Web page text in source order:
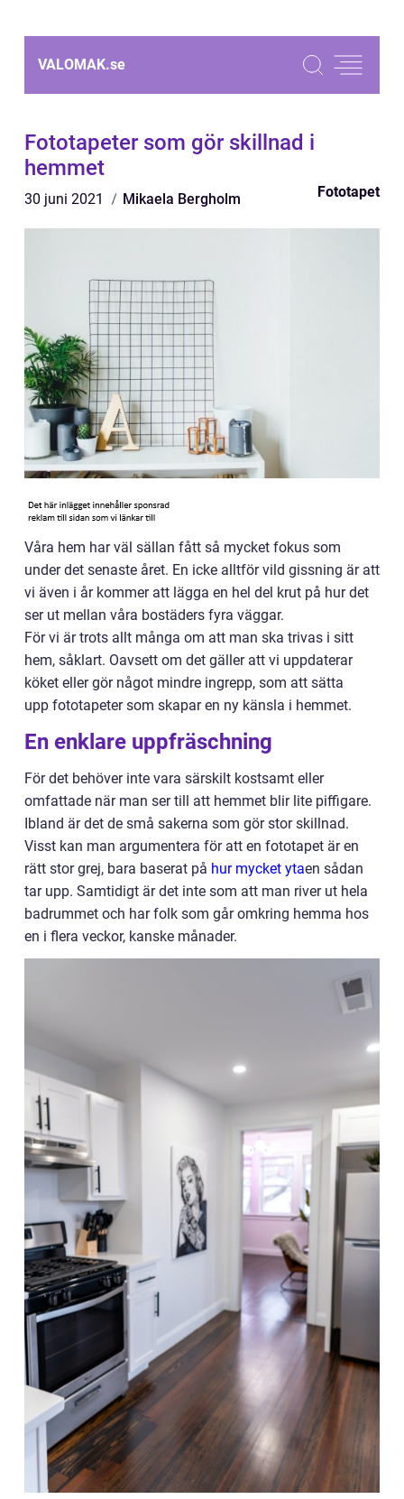
VALOMAK.se
Fototapeter som gör skillnad i
hemmet
30 juni 2021 Mikaela Bergholm Fototapet
Våra hem har väl sällan fått så mycket fokus som
under det senaste året. En icke alltför vild gissning är att
vi även i år kommer att lägga en hel del krut på hur det
ser ut mellan våra bostäders fyra väggar.
För vi är trots allt många om att man ska trivas i sitt
hem, såklart. Oavsett om det gäller att vi uppdaterar
köket eller gör något mindre ingrepp, som att sätta
upp fototapeter som skapar en ny känsla i hemmet.
En enklare uppfräschning
För det behöver inte vara särskilt kostsamt eller
omfattade när man ser till att hemmet blir lite piffigare.
Ibland är det de små sakerna som gör stor skillnad.
Visst kan man argumentera för att en fototapet är en
rätt stor grej, bara baserat på hur mycket ytaen sådan
tar upp. Samtidigt är det inte som att man river ut hela
badrummet och har folk som går omkring hemma hos
en i flera veckor, kanske månader.